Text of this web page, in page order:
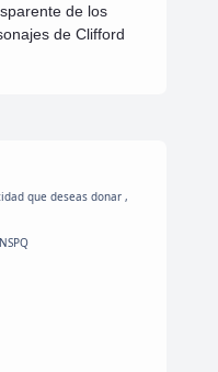
de los
de Clifford
que deseas donar ,